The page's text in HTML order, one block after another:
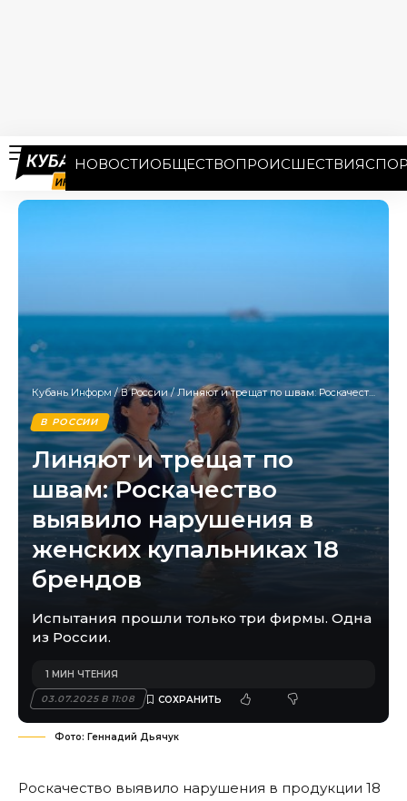
НОВОСТИОБЩЕСТВОПРОИСШЕСТВИЯ
Кубань Информ /В России/Линяют и трещат по швам: Роскачество выявило нарушения в женских купальниках 18 брендов
В РОССИИ
Линяют и трещат по
швам: Роскачество
выявило нарушения в
женских купальниках 18
брендов
Испытания прошли только три фирмы. Одна
из России.
03.07.2025 В 11:08
1 МИН ЧТЕНИЯ
Фото: Геннадий Дьячук
Роскачество выявило нарушения в продукции 18